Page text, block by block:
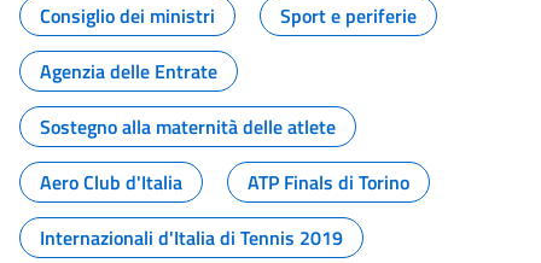
Consiglio dei ministri
Sport e periferie
Agenzia delle Entrate
Sostegno alla maternità delle atlete
Aero Club d'Italia
ATP Finals di Torino
Internazionali d'Italia di Tennis 2019